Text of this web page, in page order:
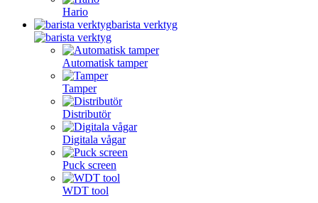
Hario
barista verktyg
Automatisk tamper
Tamper
Distributör
Digitala vågar
Puck screen
WDT tool